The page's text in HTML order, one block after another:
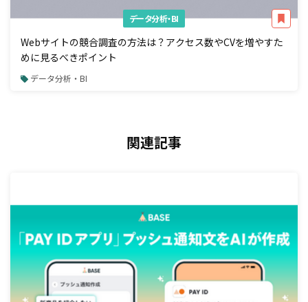
データ分析・BI
Webサイトの競合調査の方法は？アクセス数やCVを増やすた
めに見るべきポイント
データ分析・BI
関連記事